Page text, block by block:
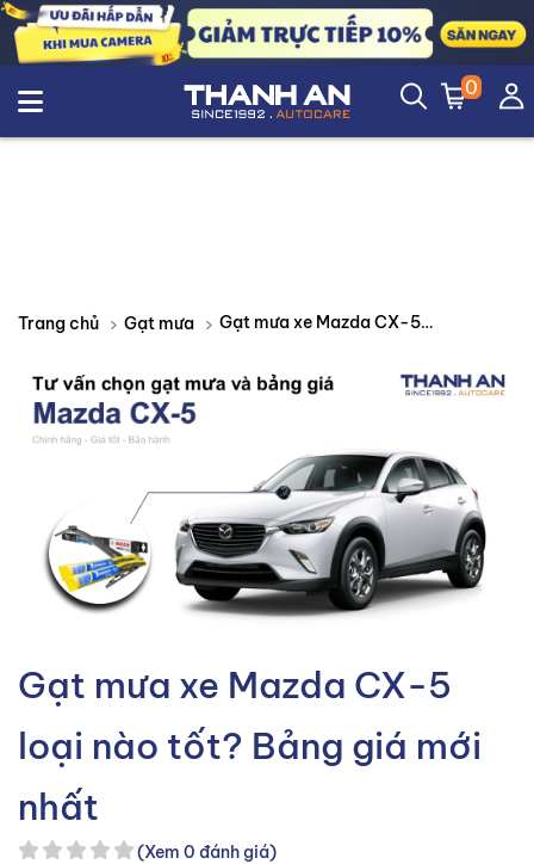
0
Trang chủ Gạt mưa Gạt mưa xe Mazda CX-5 loại nào tốt? Bảng giá mới nhất
Gạt mưa xe Mazda CX-5
loại nào tốt? Bảng giá mới
nhất
(Xem 0 đánh giá)